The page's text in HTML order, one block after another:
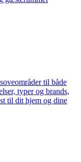
til både
typer og brands,
til dit hjem og dine